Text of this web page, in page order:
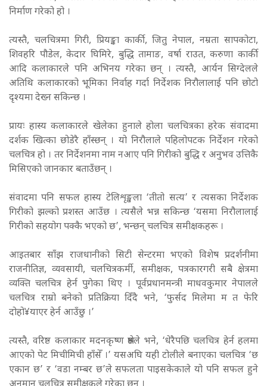
निर्माण गरेको हो ।
त्यस्तै, चलचित्रमा गिरी, प्रियङ्का कार्की, जितु नेपाल, नम्रता सापकोटा,
शिवहरि पौडेल, केदार घिमिरे, बुद्धि तामाङ, वर्षा राउत, करुणा कार्की
आदि कलाकारले पनि अभिनय गरेका छन् । त्यस्तै, आर्यन सिग्देलले
अतिथि कलाकारको भूमिका निर्वाह गर्दा निर्देशक निरौलालाई पनि छोटो
दृश्यमा देख्न सकिन्छ ।
प्रायः हास्य कलाकारले खेलेका हुनाले होला चलचित्रका हरेक संवादमा
दर्शक खित्का छोडेरै हाँस्छन् । यो निरौलाले पहिलोपटक निर्देशन गरेको
चलचित्र हो । तर निर्देशनमा नाम नआए पनि गिरीको बुद्धि र अनुभव उत्तिकै
मिसिएको जानकार बताउँछन् ।
संवादमा पनि सफल हास्य टेलिशृङ्खला ‘तीतो सत्य’ र त्यसका निर्देशक
गिरीको झल्को प्रशस्त आउँछ । त्यसैले भन्न सकिन्छ ‘यसमा निरौलालाई
गिरीको सहयोग पक्कै भएको छ’, भन्छन् चलचित्र समीक्षकहरू ।
आइतबार साँझ राजधानीको सिटी सेन्टरमा भएको विशेष प्रदर्शनीमा
राजनीतिज्ञ, व्यवसायी, चलचित्रकर्मी, समीक्षक, पत्रकारगरी सबै क्षेत्रमा
व्यक्ति चलचित्र हेर्न पुगेका थिए । पूर्वप्रधानमन्त्री माधवकुमार नेपालले
चलचित्र राम्रो बनेको प्रतिक्रिया दिँदै भने, ‘फुर्सद मिलेमा म त फेरि
दोहो¥याएर हेर्न आउँछु ।’
त्यस्तै, वरिष्ठ कलाकार मदनकृष्ण श्रेष्ठले भने, ‘धेरैपछि चलचित्र हेर्न हलमा
आएको पेट मिचीमिची हाँसेँ ।’ यसअघि यही टोलीले बनाएका चलचित्र ‘छ
एकान छ’ र ‘वडा नम्बर छ’ले सफलता पाइसकेकाले यो पनि सफल हुने